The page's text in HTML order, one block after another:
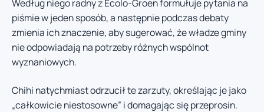
Według niego radny z Ecolo-Groen formułuje pytania na
piśmie w jeden sposób, a następnie podczas debaty
zmienia ich znaczenie, aby sugerować, że władze gminy
nie odpowiadają na potrzeby różnych wspólnot
wyznaniowych.
Chihi natychmiast odrzucił te zarzuty, określając je jako
„całkowicie niestosowne” i domagając się przeprosin.